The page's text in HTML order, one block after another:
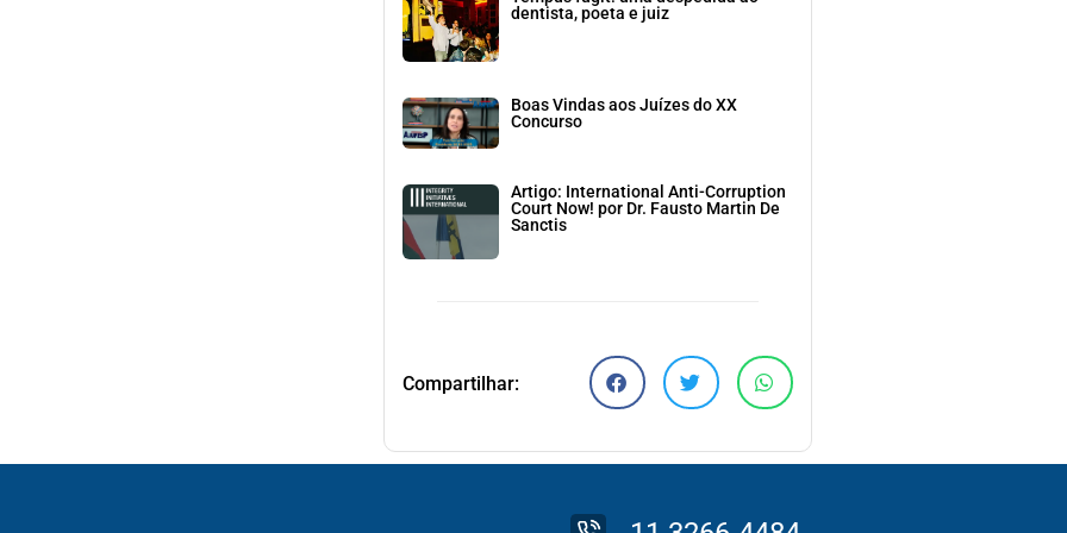
dentista, poeta e juiz
Boas Vindas aos Juízes do XX
Concurso
Artigo: International Anti-Corruption
Court Now! por Dr. Fausto Martin De
Sanctis
Compartilhar: